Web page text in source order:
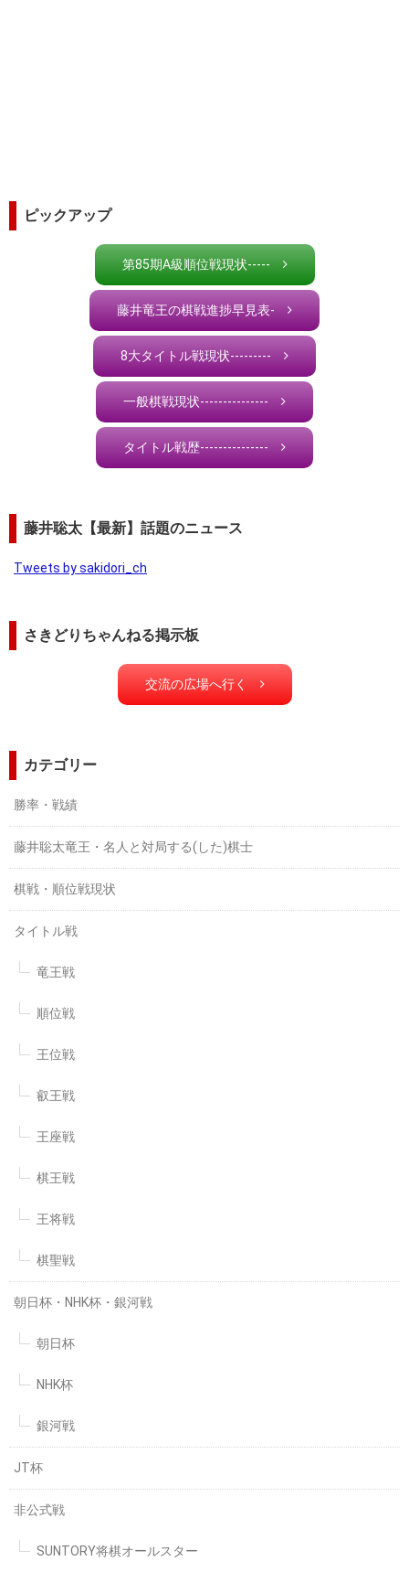
ピックアップ
第85期A級順位戦現状-----
藤井竜王の棋戦進捗早見表-
8大タイトル戦現状---------
一般棋戦現状---------------
タイトル戦歴---------------
藤井聡太【最新】話題のニュース
Tweets by sakidori_ch
さきどりちゃんねる掲示板
交流の広場へ行く
カテゴリー
勝率・戦績
藤井聡太竜王・名人と対局する(した)棋士
棋戦・順位戦現状
タイトル戦
竜王戦
順位戦
王位戦
叡王戦
王座戦
棋王戦
王将戦
棋聖戦
朝日杯・NHK杯・銀河戦
朝日杯
NHK杯
銀河戦
JT杯
非公式戦
SUNTORY将棋オールスター